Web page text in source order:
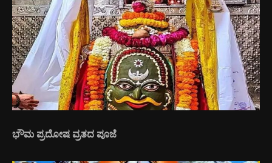
ಭೌಮ ಪ್ರದೋಷ ವ್ರತದ ಪೂಜೆ